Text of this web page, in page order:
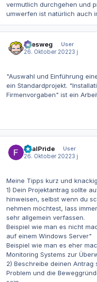
vermutlich durchgehen und
umwerfen ist natürlich auch
allesweg
User
26. Oktober 20223 j
"Auswahl und Einführung
ein Standardprojekt.
Firmenvorgaben" ist ein
RealPride
User
26. Oktober 20223 j
Meine Tipps kurz und
1) Dein Projektantrag sollte
hinweisen, selbst wenn du
nehmen möchtest, lass
sehr allgemein verfassen.
Beispiel wie man es nicht
auf einem Windows Server"
Beispiel wie man es eher
Monitoring Systems zur
2) Beschreibe deinen
Problem und die